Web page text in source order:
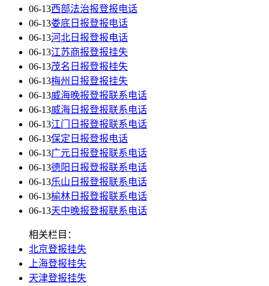
06-13西部法治报登报电话
06-13娄底日报登报电话
06-13河北日报登报电话
06-13江苏商报登报挂失
06-13茂名日报登报挂失
06-13梅州日报登报挂失
06-13威海晚报登报联系电话
06-13威海日报登报联系电话
06-13江门日报登报联系电话
06-13保定日报登报电话
06-13广元日报登报联系电话
06-13德阳日报登报联系电话
06-13乐山日报登报联系电话
06-13榆林日报登报联系电话
06-13天中晚报登报联系电话
相关栏目：
北京登报挂失
上海登报挂失
天津登报挂失